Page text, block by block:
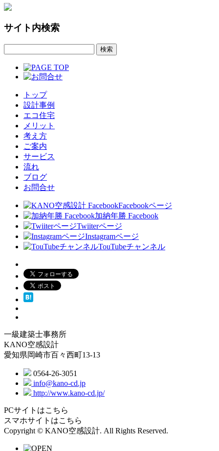
サイト内検索
トップ
設計事例
エコ住宅
メリット
考え方
ご案内
サービス
流れ
ブログ
お問合せ
Facebookページ
加納年勝 Facebook
Twiiterページ
Instagramページ
TouTubeチャンネル
一級建築士事務所
KANO空感設計
愛知県岡崎市百々西町13-13
0564-26-3051
info@kano-cd.jp
http://www.kano-cd.jp/
PCサイトはこちら
スマホサイトはこちら
Copyright © KANO空感設計. All Rights Reserved.